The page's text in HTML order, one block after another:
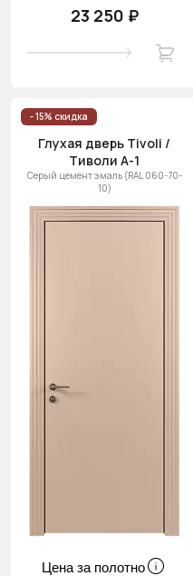
23 250 ₽
- 15% скидка
Глухая дверь Tivoli /
Тиволи А-1
Серый цемент эмаль (RAL 060-70-
10)
Цена за полотно